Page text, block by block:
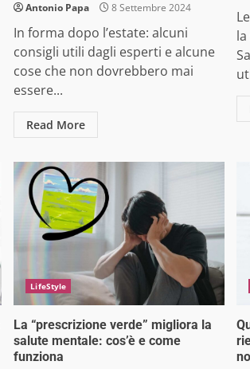
Antonio Papa 8 Settembre 2024
In forma dopo l’estate: alcuni
consigli utili dagli esperti e alcune
cose che non dovrebbero mai
essere...
Read More
LifeStyle
La “prescrizione verde” migliora la
salute mentale: cos’è e come
funziona